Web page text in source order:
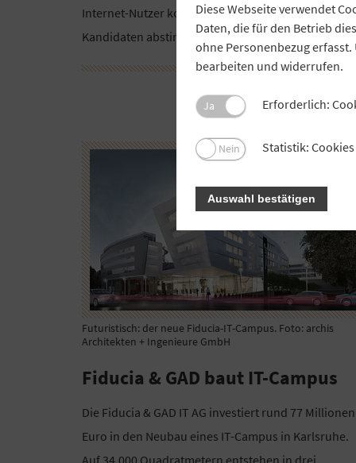
Internet-Nutzer konnten im Januar online über die
Kandidaten abstimmen.
Futuristisch: der neue Fiducia-IT-Campus. Foto: archis
Architekten + Ingenieure GmbH
Fiducia & GAD baut IT-Campus
Die Fiducia & GAD IT AG investiert rund 77 Millionen
Euro in den Neubau eines IT-Campus in Karlsruhe.
Auf 34.000 Quadratmetern entstehen in drei
Diese Webseite verwendet
Daten, die für den Betrieb
ohne Personenbezug
bearbeiten und widerrufen.
Ja Erforderlich:
Nein Statistik:
Auswahl bestätigen